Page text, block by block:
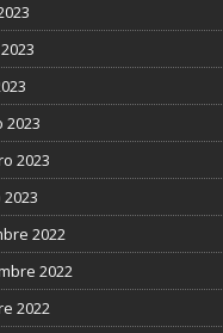
2023
2023
2022
2022
2022